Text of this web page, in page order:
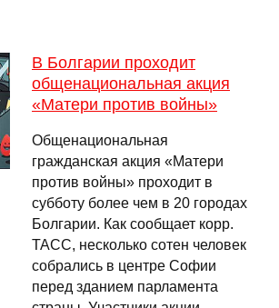
В Болгарии проходит
общенациональная акция
«Матери против войны»
Общенациональная
гражданская акция «Матери
против войны» проходит в
субботу более чем в 20 городах
Болгарии. Как сообщает корр.
ТАСС, несколько сотен человек
собрались в центре Софии
перед зданием парламента